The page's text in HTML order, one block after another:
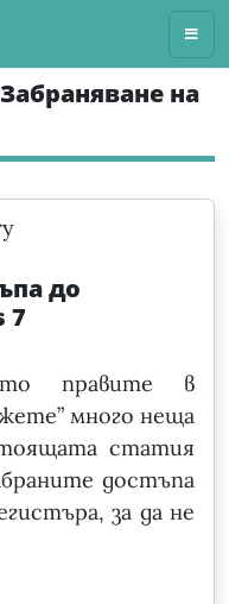
на
до
7
правите в
много неща
статия
достъпа
за да не